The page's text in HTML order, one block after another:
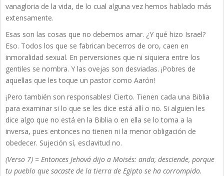
vanagloria de la vida, de lo cual alguna vez hemos hablado más
extensamente.
Esas son las cosas que no debemos amar. ¿Y qué hizo Israel?
Eso. Todos los que se fabrican becerros de oro, caen en
inmoralidad sexual. En perversiones que ni siquiera entre los
gentiles se nombra. Y las ovejas son desviadas. ¡Pobres de
aquellas que les toque un pastor como Aarón!
¡Pero también son responsables! Cierto. Tienen cada una Biblia
para examinar si lo que se les dice está allí o no. Si alguien les
dice algo que no está en la Biblia o en ella se lo toma a la
inversa, pues entonces no tienen ni la menor obligación de
obedecer. Sujeción sí, esclavitud no.
(Verso 7) = Entonces Jehová dijo a Moisés: anda, desciende, porque
tu pueblo que sacaste de la tierra de Egipto se ha corrompido.